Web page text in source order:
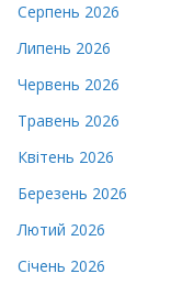
Серпень 2026
Липень 2026
Червень 2026
Травень 2026
Квітень 2026
Березень 2026
Лютий 2026
Січень 2026